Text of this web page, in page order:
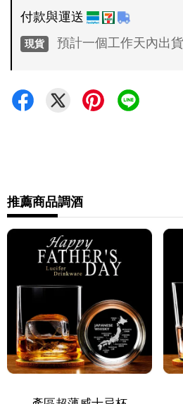
付款與運送
現貨 預計一個工作天內出貨
•超商 / 宅配貨到付款
•7-11 - 運費 60 元，NT 600 享
•全家 - 運費 60 元，NT 600
新竹物流 - 運費 80 元
黑貓(包裹90cm以下) - 運費
• 黑貓(包裹91~120cm) - 運費
•黑貓(包裹121~150cm以下)
推薦商品調酒